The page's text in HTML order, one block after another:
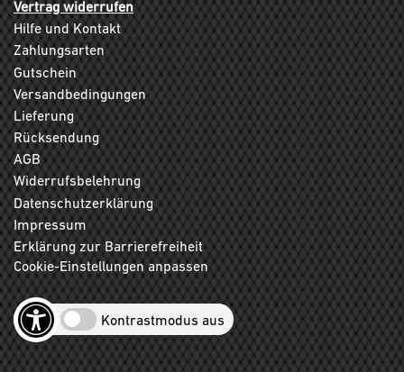
Vertrag widerrufen
Hilfe und Kontakt
Zahlungsarten
Gutschein
Versandbedingungen
Lieferung
Rücksendung
AGB
Widerrufsbelehrung
Datenschutzerklärung
Impressum
Erklärung zur Barrierefreiheit
Cookie-Einstellungen anpassen
Kontrastmodus aus